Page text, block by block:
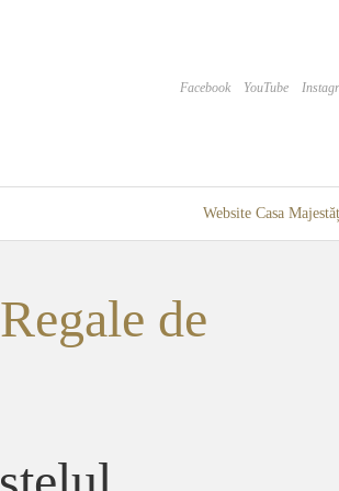
Facebook YouTube
Website Casa
de